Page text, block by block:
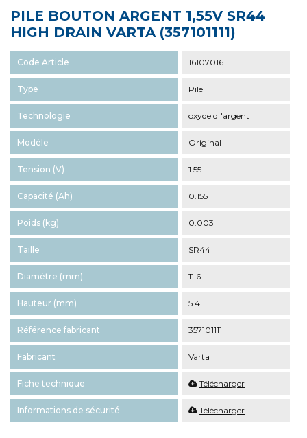
PILE BOUTON ARGENT 1,55V SR44
HIGH DRAIN VARTA (357101111)
Code Article 16107016
Type Pile
Technologie oxyde d''argent
Modèle Original
Tension (V) 1.55
Capacité (Ah) 0.155
Poids (kg) 0.003
Taille SR44
Diamètre (mm) 11.6
Hauteur (mm) 5.4
Référence fabricant 357101111
Fabricant Varta
Fiche technique Télécharger
Informations de sécurité Télécharger